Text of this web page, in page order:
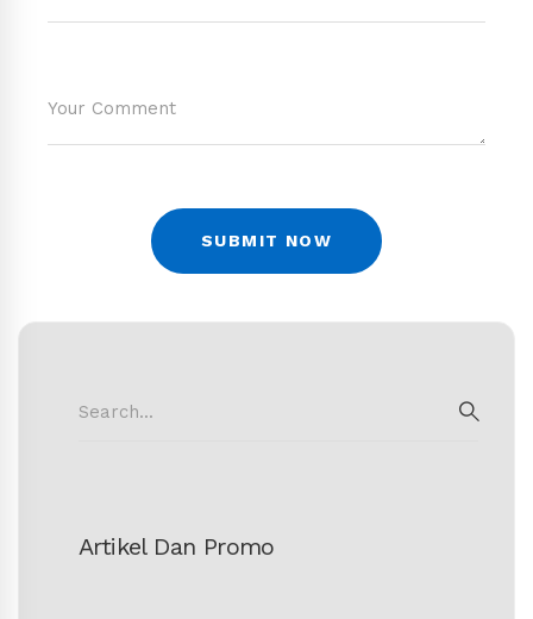
for:
Artikel Dan Promo